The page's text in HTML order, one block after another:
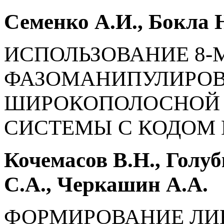
Семенко А.И., Бокла
ИСПОЛЬЗОВАНИЕ
СИСТЕМЫ С КОДОМ
Кочемасов В.Н.,
С.А., Черкашин А.А.
ФОРМИРОВАНИЕ